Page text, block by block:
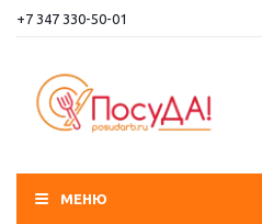
+7 347 330-50-01
МЕНЮ